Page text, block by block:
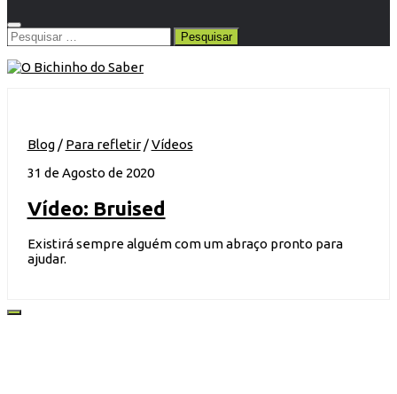
Pesquisar
por:
Blog/ Para refletir/Vídeos
31 de Agosto de 2020
Vídeo: Bruised
Existirá sempre alguém com um abraço pronto para
ajudar.